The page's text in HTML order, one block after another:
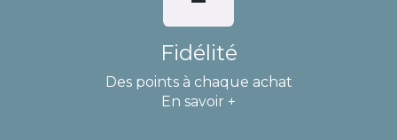
Fidélité
Des points à chaque achat
En savoir +